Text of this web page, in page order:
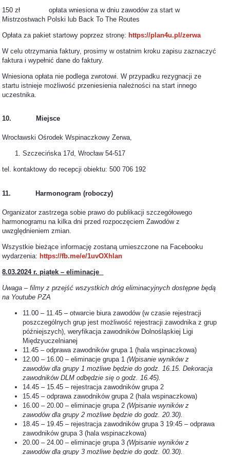
150 zł opłata wniesiona w dniu zawodów za start w
Mistrzostwach Polski lub Back To The Routes
Opłata za pakiet startowy poprzez stronę: https://plan4u.pl/zerwa
W celu otrzymania faktury, prosimy w ostatnim kroku zapisu zaznaczyć
faktura i wypełnić dane do faktury.
Wniesiona opłata nie podlega zwrotowi. W przypadku rezygnacji ze
startu istnieje możliwość przeniesienia należności na start innego
uczestnika.
10. Miejsce
Wrocławski Ośrodek Wspinaczkowy Zerwa,
Szczecińska 17d, Wrocław 54-517
tel. kontaktowy do recepcji obiektu: 500 706 192
11. Harmonogram (roboczy)
Organizator zastrzega sobie prawo do publikacji szczegółowego
harmonogramu na kilka dni przed rozpoczęciem Zawodów z
uwzględnieniem zmian.
Wszystkie bieżące informację zostaną umieszczone na Facebooku
wydarzenia: https://fb.me/e/1uvOXhlan
8.03.2024 r. piątek – eliminacje
Uwaga – filmy z przejść wszystkich dróg eliminacyjnych dostępne będą
na Youtube PZA
11.00 – 11.45 – otwarcie biura zawodów (w czasie rejestracji
poszczególnych grup jest możliwość rejestracji zawodnika z grup
późniejszych), weryfikacja zawodników Dolnośląskiej Ligi
Międzyuczelnianej
11.45 – odprawa zawodników grupa 1 (hala wspinaczkowa)
12.00 – 16.00 – eliminacje grupa 1(Wpisanie wyników z
zawodów dla grupy 1 możliwe będzie do godz. 16.15. Dekoracja
zawodników DLM odbędzie się o godz. 16.45).
14.45 – 15.45 – rejestracja zawodników grupa 2
15.45 – odprawa zawodników grupa 2 (hala wspinaczkowa)
16.00 – 20.00 – eliminacje grupa 2(Wpisanie wyników z
zawodów dla grupy 2 możliwe będzie do godz. 20.30).
18.45 – 19.45 – rejestracja zawodników grupa 3 19:45 – odprawa
zawodników grupa 3 (hala wspinaczkowa)
20.00 – 24.00 – eliminacje grupa 3(Wpisanie wyników z
zawodów dla grupy 3 możliwe będzie do godz. 00.30).